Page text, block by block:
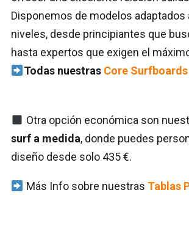
Disponemos de modelos adaptados
niveles, desde principiantes que
hasta expertos que exigen el
Todas nuestras Core Surfboards
Otra opción económica son
surf a medida, donde puedes
diseño desde solo 435 €.
Más Info sobre nuestras Tablas